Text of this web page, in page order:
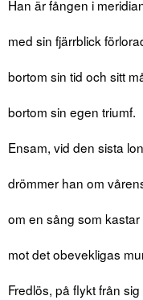
Han är fången i
med sin fjärrblick
bortom sin tid och sitt
bortom sin egen triumf.
Ensam, vid den sista
drömmer han om
om en sång som kastar
mot det obevekligas
Fredlös, på flykt från